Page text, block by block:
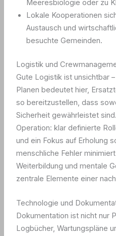
Meeresbiologie oder zu
Lokale Kooperationen
Austausch und
besuchte Gemeinden.
Logistik und
Gute Logistik ist unsichtbar
Planen bedeutet hier,
so bereitzustellen, dass
Sicherheit gewährleistet
Operation: klar definierte
und ein Fokus auf Erholung
menschliche Fehler
Weiterbildung und mentale
zentrale Elemente einer
Technologie und
Dokumentation ist nicht nur
Logbücher, Wartungspläne